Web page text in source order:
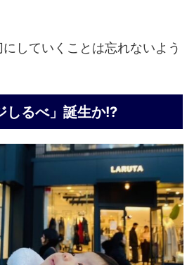
していくことは忘れないよう
しるべ」誕生か!?